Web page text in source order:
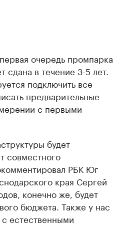
очередь промпарка
сдана в течение 3-5 лет.
подключить все
предварительные
с первыми
будет
совместного
РБК Юг
края Сергей
конечно же, будет
бюджета. Также у нас
естественными